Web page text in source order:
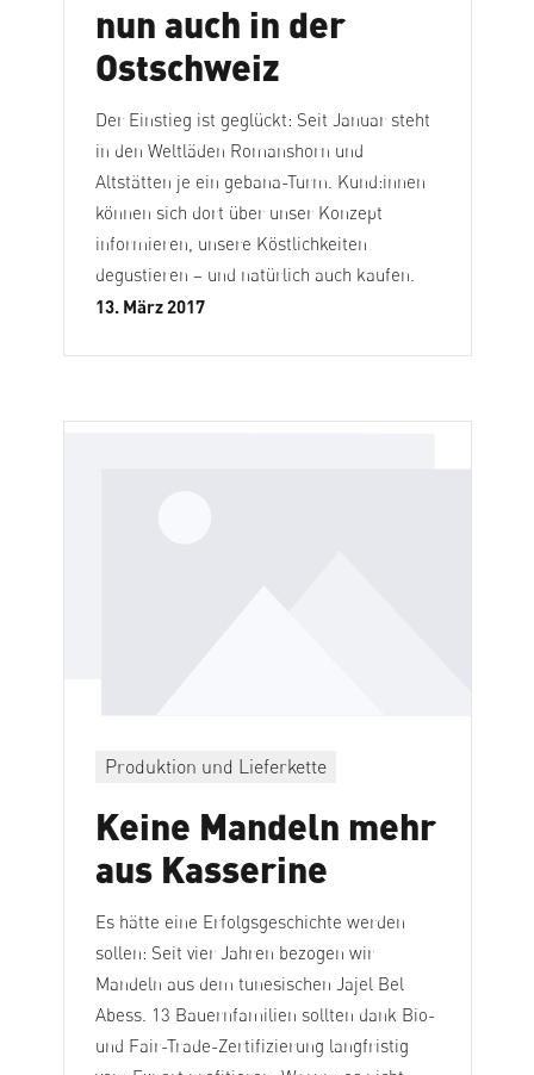
nun auch in der
Ostschweiz
Der Einstieg ist geglückt: Seit Januar steht
in den Weltläden Romanshorn und
Altstätten je ein gebana-Turm. Kund:innen
können sich dort über unser Konzept
informieren, unsere Köstlichkeiten
degustieren – und natürlich auch kaufen.
13. März 2017
Produktion und Lieferkette
Keine Mandeln mehr
aus Kasserine
Es hätte eine Erfolgsgeschichte werden
sollen: Seit vier Jahren bezogen wir
Mandeln aus dem tunesischen Jajel Bel
Abess. 13 Bauernfamilien sollten dank Bio-
und Fair-Trade-Zertifizierung langfristig